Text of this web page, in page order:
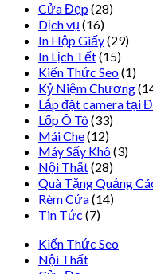
Cửa Đẹp(28)
Dịch vụ (16)
In Hộp Giấy(29)
In Lịch Tết(15)
Kiến Thức Seo(1)
Kỷ Niệm Chương
Lắp đặt camera tại
Lốp Ô Tô(33)
Mái Che(12)
Máy Sấy Khô(3)
Nội Thất(28)
Quà Tặng Quảng
Rèm Cửa(14)
Tin Tức (7)
Kiến Thức Seo
Nội Thất